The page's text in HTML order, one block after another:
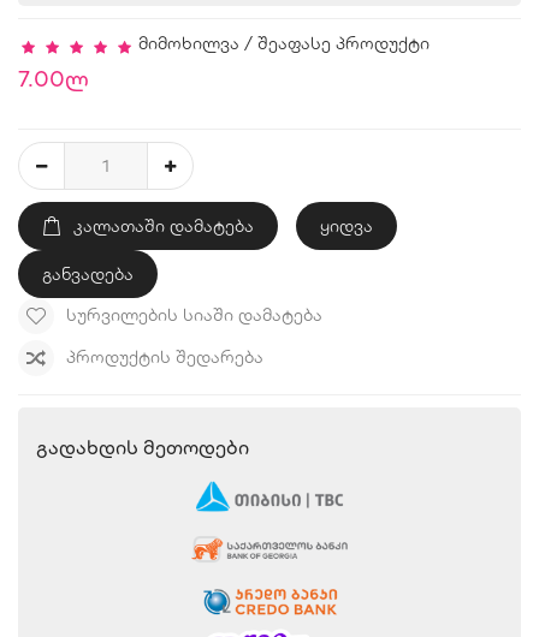
მიმოხილვა / შეაფასე პროდუქტი
7.00ლ
ᲙᲐᲚᲐᲗᲐᲨᲘ ᲓᲐᲛᲐᲢᲔᲑᲐ ყიდვა
განვადება
ᲡᲣᲠᲕᲘᲚᲔᲑᲘᲡ ᲡᲘᲐᲨᲘ ᲓᲐᲛᲐᲢᲔᲑᲐ
ᲞᲠᲝᲓᲣᲥᲢᲘᲡ ᲨᲔᲓᲐᲠᲔᲑᲐ
Გადახდის Მეთოდები